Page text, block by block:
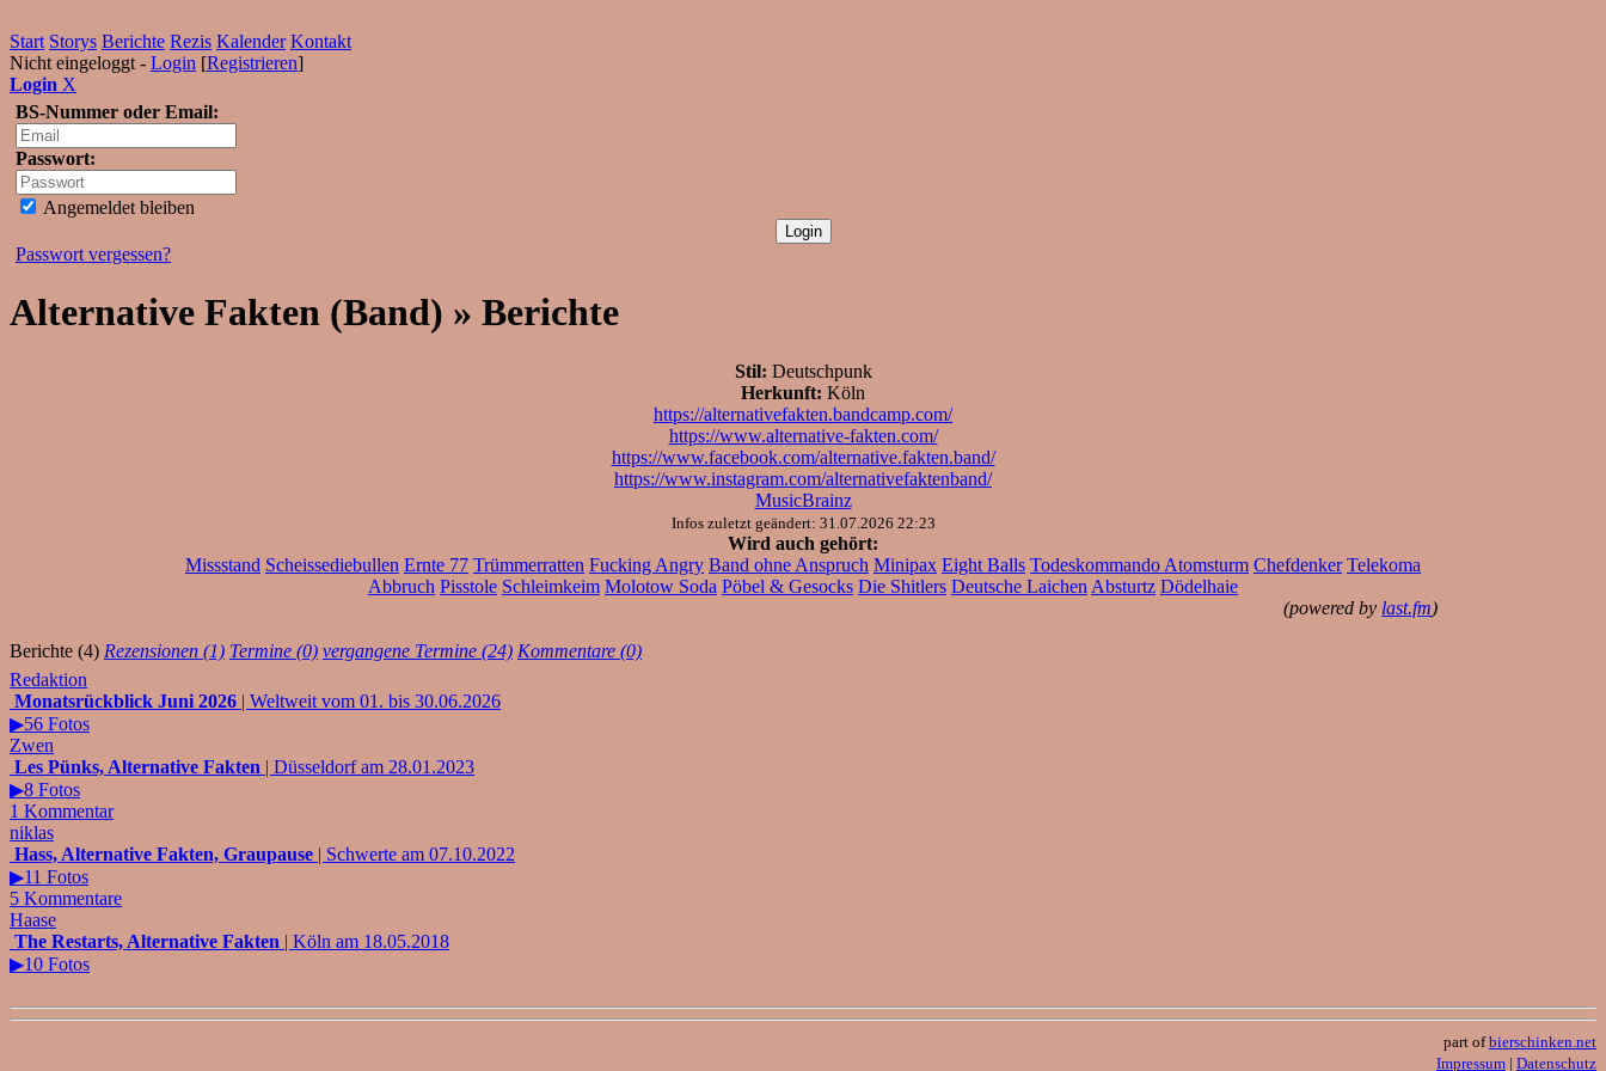
Start Storys Berichte Rezis Kalender Kontakt
Nicht eingeloggt - Login [Registrieren]
Login X
BS-Nummer oder Email:
Passwort:
Angemeldet bleiben
Passwort vergessen?
Alternative Fakten (Band) » Berichte
Stil: Deutschpunk
Herkunft: Köln
https://alternativefakten.bandcamp.com/
https://www.alternative-fakten.com/
https://www.facebook.com/alternative.fakten.band/
https://www.instagram.com/alternativefaktenband/
MusicBrainz
Infos zuletzt geändert: 31.07.2026 22:23
Wird auch gehört:
Missstand Scheissediebullen Ernte 77 Trümmerratten Fucking Angry Band ohne Anspruch Minipax Eight Balls Todeskommando Atomsturm Chefdenker Telekoma
Abbruch Pisstole Schleimkeim Molotow Soda Pöbel & Gesocks Die Shitlers Deutsche Laichen Absturtz Dödelhaie
(powered by last.fm)
Berichte (4) Rezensionen (1) Termine (0) vergangene Termine (24) Kommentare (0)
Redaktion
Monatsrückblick Juni 2026 | Weltweit vom 01. bis 30.06.2026
▶56 Fotos
Zwen
Les Pünks, Alternative Fakten | Düsseldorf am 28.01.2023
▶8 Fotos
1 Kommentar
niklas
Hass, Alternative Fakten, Graupause | Schwerte am 07.10.2022
▶11 Fotos
5 Kommentare
Haase
The Restarts, Alternative Fakten | Köln am 18.05.2018
▶10 Fotos
part ofbierschinken.net
Impressum | Datenschutz